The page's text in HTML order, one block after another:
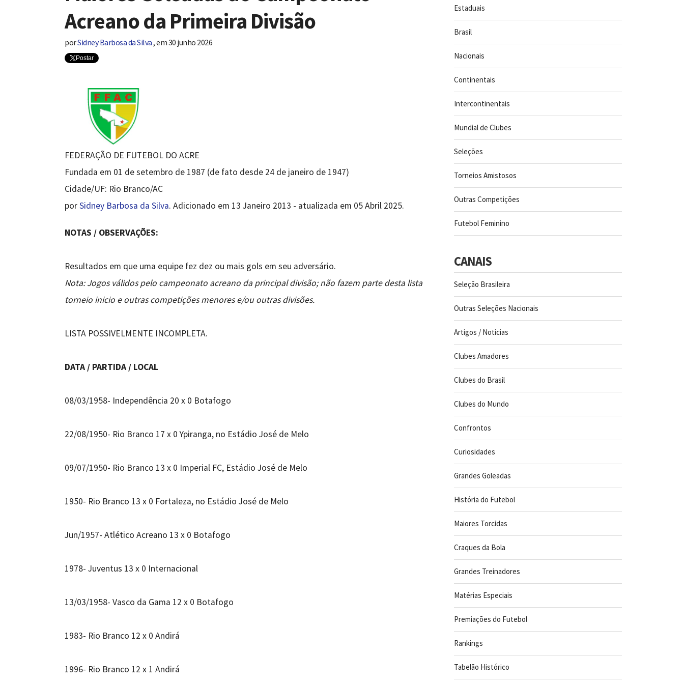
Acreano da Primeira Divisão
porSidney Barbosa da Silva,em30 junho 2026
Postar
FEDERAÇÃO DE FUTEBOL DO ACRE
Fundada em 01 de setembro de 1987 (de fato desde 24 de janeiro de 1947)
Cidade/UF: Rio Branco/AC
porSidney Barbosa da Silva. Adicionado em 13 Janeiro 2013 - atualizada em 05 Abril 2025.
NOTAS / OBSERVAÇÕES:
Resultados em que uma equipe fez dez ou mais gols em seu adversário.
Nota: Jogos válidos pelo campeonato acreano da principal divisão; não fazem parte desta lista
torneio inicio e outras competições menores e/ou outras divisões.
LISTA POSSIVELMENTE INCOMPLETA.
DATA / PARTIDA / LOCAL
08/03/1958- Independência 20 x 0 Botafogo
22/08/1950- Rio Branco 17 x 0 Ypiranga, no Estádio José de Melo
09/07/1950- Rio Branco 13 x 0 Imperial FC, Estádio José de Melo
1950- Rio Branco 13 x 0 Fortaleza, no Estádio José de Melo
Jun/1957- Atlético Acreano 13 x 0 Botafogo
1978- Juventus 13 x 0 Internacional
13/03/1958- Vasco da Gama 12 x 0 Botafogo
1983- Rio Branco 12 x 0 Andirá
1996- Rio Branco 12 x 1 Andirá
Estaduais
Brasil
Nacionais
Continentais
Intercontinentais
Mundial de Clubes
Seleções
Torneios Amistosos
Outras Competições
Futebol Feminino
CANAIS
Seleção Brasileira
Outras Seleções Nacionais
Artigos / Noticias
Clubes Amadores
Clubes do Brasil
Clubes do Mundo
Confrontos
Curiosidades
Grandes Goleadas
História do Futebol
Maiores Torcidas
Craques da Bola
Grandes Treinadores
Matérias Especiais
Premiações do Futebol
Rankings
Tabelão Histórico